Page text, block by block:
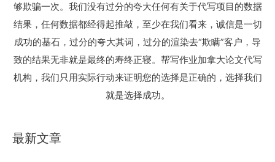
够欺骗一次。我们没有过分的夸大任何有关于代写项目的数据
结果，任何数据都经得起推敲，至少在我们看来，诚信是一切
成功的基石，过分的夸大其词，过分的渲染去“欺瞒”客户，导
致的结果无非就是最终的寿终正寝。帮写作业加拿大论文代写
机构，我们只用实际行动来证明您的选择是正确的，选择我们
就是选择成功。
最新文章